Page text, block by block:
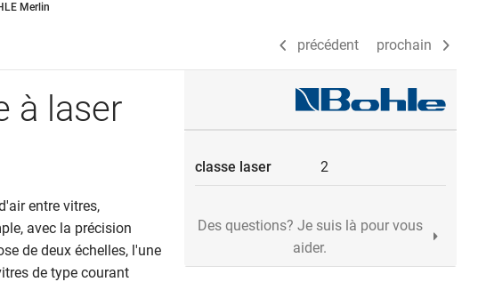
Merlin
précédent prochain
à laser
entre vitres,
avec la précision
de deux échelles, l'une
de type courant
classe laser 2
Des questions? Je suis là pour vous
aider.